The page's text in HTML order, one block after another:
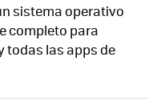
sistema operativo
completo para
todas las apps de